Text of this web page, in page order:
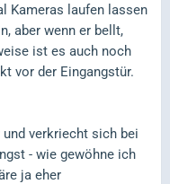
Kameras laufen lassen
aber wenn er bellt,
ist es auch noch
vor der Eingangstür.
verkriecht sich bei
- wie gewöhne ich
ja eher